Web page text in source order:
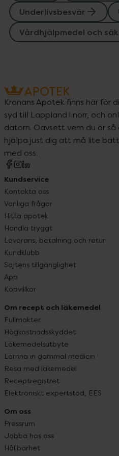
Underlivsbesvär
Vårdhjälpmedel och
Kronans Apotek finns här för
syd till Lappland i norr, och
datorn. Oavsett vem du är
hjälpa just dig att må lite
med oss.
Kundservice
Kontakta oss
Vanliga frågor
Hitta apotek
Handla tryggt
Leverans, betalning och retur
Kundklubb
Sajtens tillgänglighet
App
Köpvillkor
Om recept och läkemedel
Fullmakter
Högkostnadsskyddet
Läkemedelsutbyte
Lämna in gammal medicin
Resa med läkemedel
Receptregistret
Elektroniskt expertstöd, EES
Om oss
Pressrum
Jobba hos oss
Hållbarhet